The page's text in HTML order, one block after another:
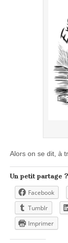
Alors on se dit, à
Un petit partage ?
Facebook
Tumblr
Imprimer